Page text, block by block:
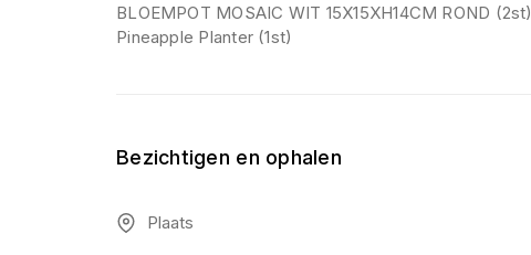
BLOEMPOT MOSAIC WIT 15X15XH14CM ROND (2st)
Pineapple Planter (1st)
Bezichtigen en ophalen
Plaats